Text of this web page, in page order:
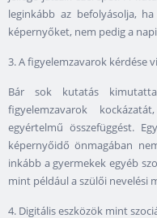
leginkább az befolyásolja,
képernyőket, nem pedig a
3. A figyelemzavarok kérdése
Bár sok kutatás
figyelemzavarok
egyértelmű összefüggést.
képernyőidő önmagában
inkább a gyermekek egyéb
mint például a szülői nevelési
4. Digitális eszközök mint